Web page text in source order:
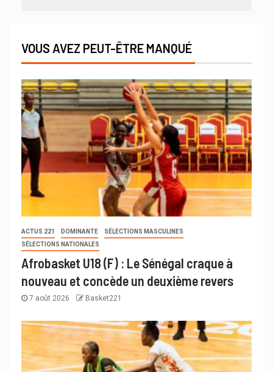
VOUS AVEZ PEUT-ÊTRE MANQUÉ
ACTUS 221 DOMINANTE
SÉLECTIONS MASCULINES
SÉLECTIONS NATIONALES
Afrobasket U18 (F) : Le Sénégal craque à
nouveau et concède un deuxième revers
7 août 2026 Basket221